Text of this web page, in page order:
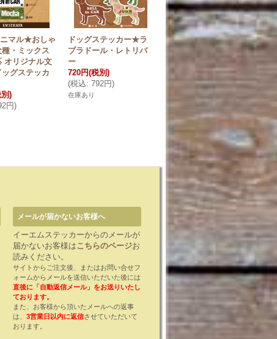
マル★おしゃ
・ミックス
オリジナル文
グステッカ
)
円)
ドッグステッカー★ラ
ブラドール・レトリバ
ー
720円(税別)
(税込: 792円)
在庫あり
オシャレなLOVEねこさ
ん限定★猫ステッカー
★アメリカンショート
ヘア
(税別)
792円)
メールが届かないお客様へ
イーエムステッカーからのメールが
届かないお客様はこちらのページお
読みください。
サイトからご注文後、またはお問い合せフ
ォームからメールを送信いただいた後には
直後に「自動返信メール」をお送りいたし
ております。
また、お客様から頂いたメールへの返事
は、 3営業日以内に返信させていただいて
おります。